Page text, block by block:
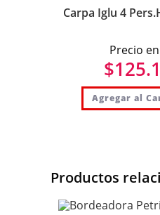
Carpa Iglu 4
Precio
$
Agregar al
Productos